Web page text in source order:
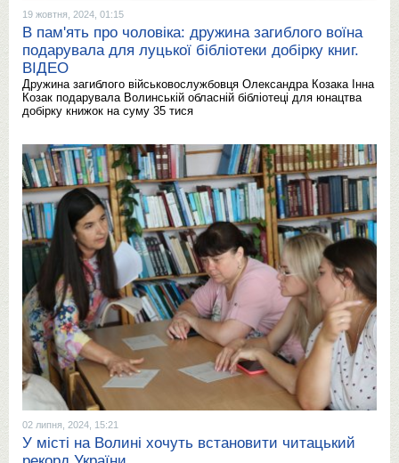
19 жовтня, 2024, 01:15
В пам'ять про чоловіка: дружина загиблого воїна
подарувала для луцької бібліотеки добірку книг.
ВІДЕО
Дружина загиблого військовослужбовця Олександра Козака Інна
Козак подарувала Волинській обласній бібліотеці для юнацтва
добірку книжок на суму 35 тися
02 липня, 2024, 15:21
У місті на Волині хочуть встановити читацький